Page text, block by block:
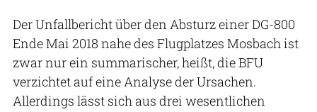
Der Unfallbericht über den Absturz einer DG-800
Ende Mai 2018 nahe des Flugplatzes Mosbach ist
zwar nur ein summarischer, heißt, die BFU
verzichtet auf eine Analyse der Ursachen.
Allerdings lässt sich aus drei wesentlichen